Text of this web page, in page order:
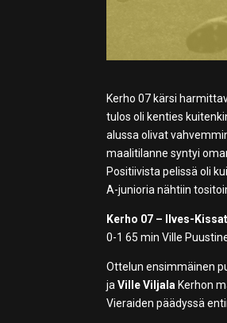
Kerho 07 kärsi
tulos oli kenties
alussa olivat
maalitilanne syntyi
Positiivista pelissä oli
A-junioria nähtiin
Kerho 07 – Ilves-
0-1 65 min Ville
Ottelun ensimmäinen
jaVille Viljala Kerhon
Vieraiden päädyssä